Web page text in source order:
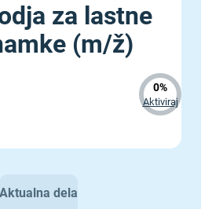
za lastne
(m/ž)
0%
Aktiviraj
Aktualna dela